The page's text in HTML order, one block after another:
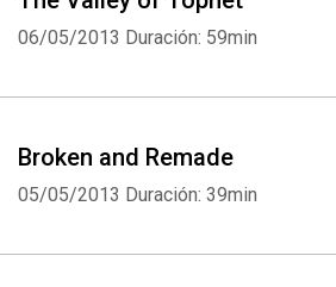
06/05/2013 Duración: 59min
Broken and Remade
05/05/2013 Duración: 39min